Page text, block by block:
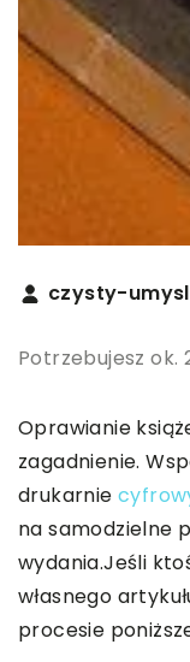
czysty-umysl
Potrzebujesz
Oprawianie
zagadnienie.
drukarnie
na samodzielne
wydania.Jeśli
własnego
procesie